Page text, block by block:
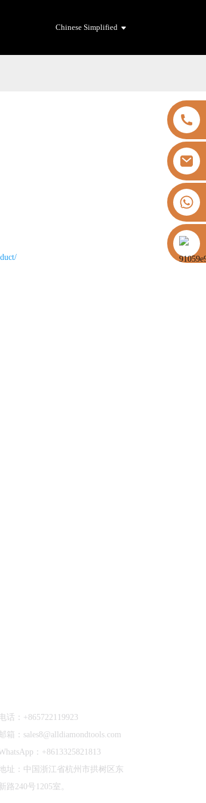
Chinese Simplified
话：+865722119923
箱：sales8@alldiamondtools.com
：+8613325821813
址：中国浙江省杭州市拱树区东
路240号1205室。